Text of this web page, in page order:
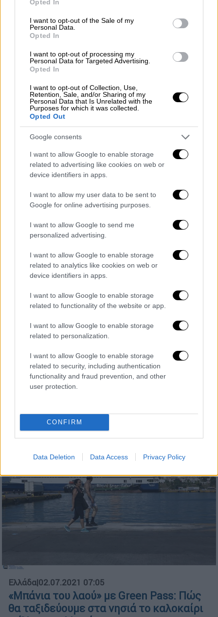
use your data for below specified purposes in below Google
consent section.
Opted In
I want to opt-out of the Sale of my
Personal Data.
Opted In
I want to opt-out of processing my
Personal Data for Targeted Advertising.
Opted In
I want to opt-out of Collection, Use,
Retention, Sale, and/or Sharing of my
Personal Data that Is Unrelated with the
Purposes for which it was collected.
Opted Out
Google consents
I want to allow Google to enable storage
related to advertising like cookies on web or
device identifiers in apps.
I want to allow my user data to be sent to
Google for online advertising purposes.
I want to allow Google to send me
personalized advertising.
I want to allow Google to enable storage
related to analytics like cookies on web or
device identifiers in apps.
I want to allow Google to enable storage
related to functionality of the website or app.
I want to allow Google to enable storage
related to personalization.
I want to allow Google to enable storage
related to security, including authentication
functionality and fraud prevention, and other
user protection.
CONFIRM
Data Deletion Data Access Privacy Policy
Ταξίδι σε νησί με πλοίο: Τι ισχύει για
όσους έχουν κάνει μόνο μία δόση
εμβολίου
Πώς θα ταξιδεύουμε με πλοίο από 5 Ιουλίου
- Πώς θα μετακινούμαστε από νησί σε νησί
Ελλάδα|02.07.2021 13:00
Νέες διευκρινίσεις: Mε green pass ή
αρνητικό rapid οι μετακινήσεις στα
νησιά – Τι γίνεται με το self test
Ελλάδα|02.07.2021 07:05
«Μπάνια του λαού» με Green Pass: Πώς
θα ταξιδεύουμε στα νησιά το καλοκαίρι